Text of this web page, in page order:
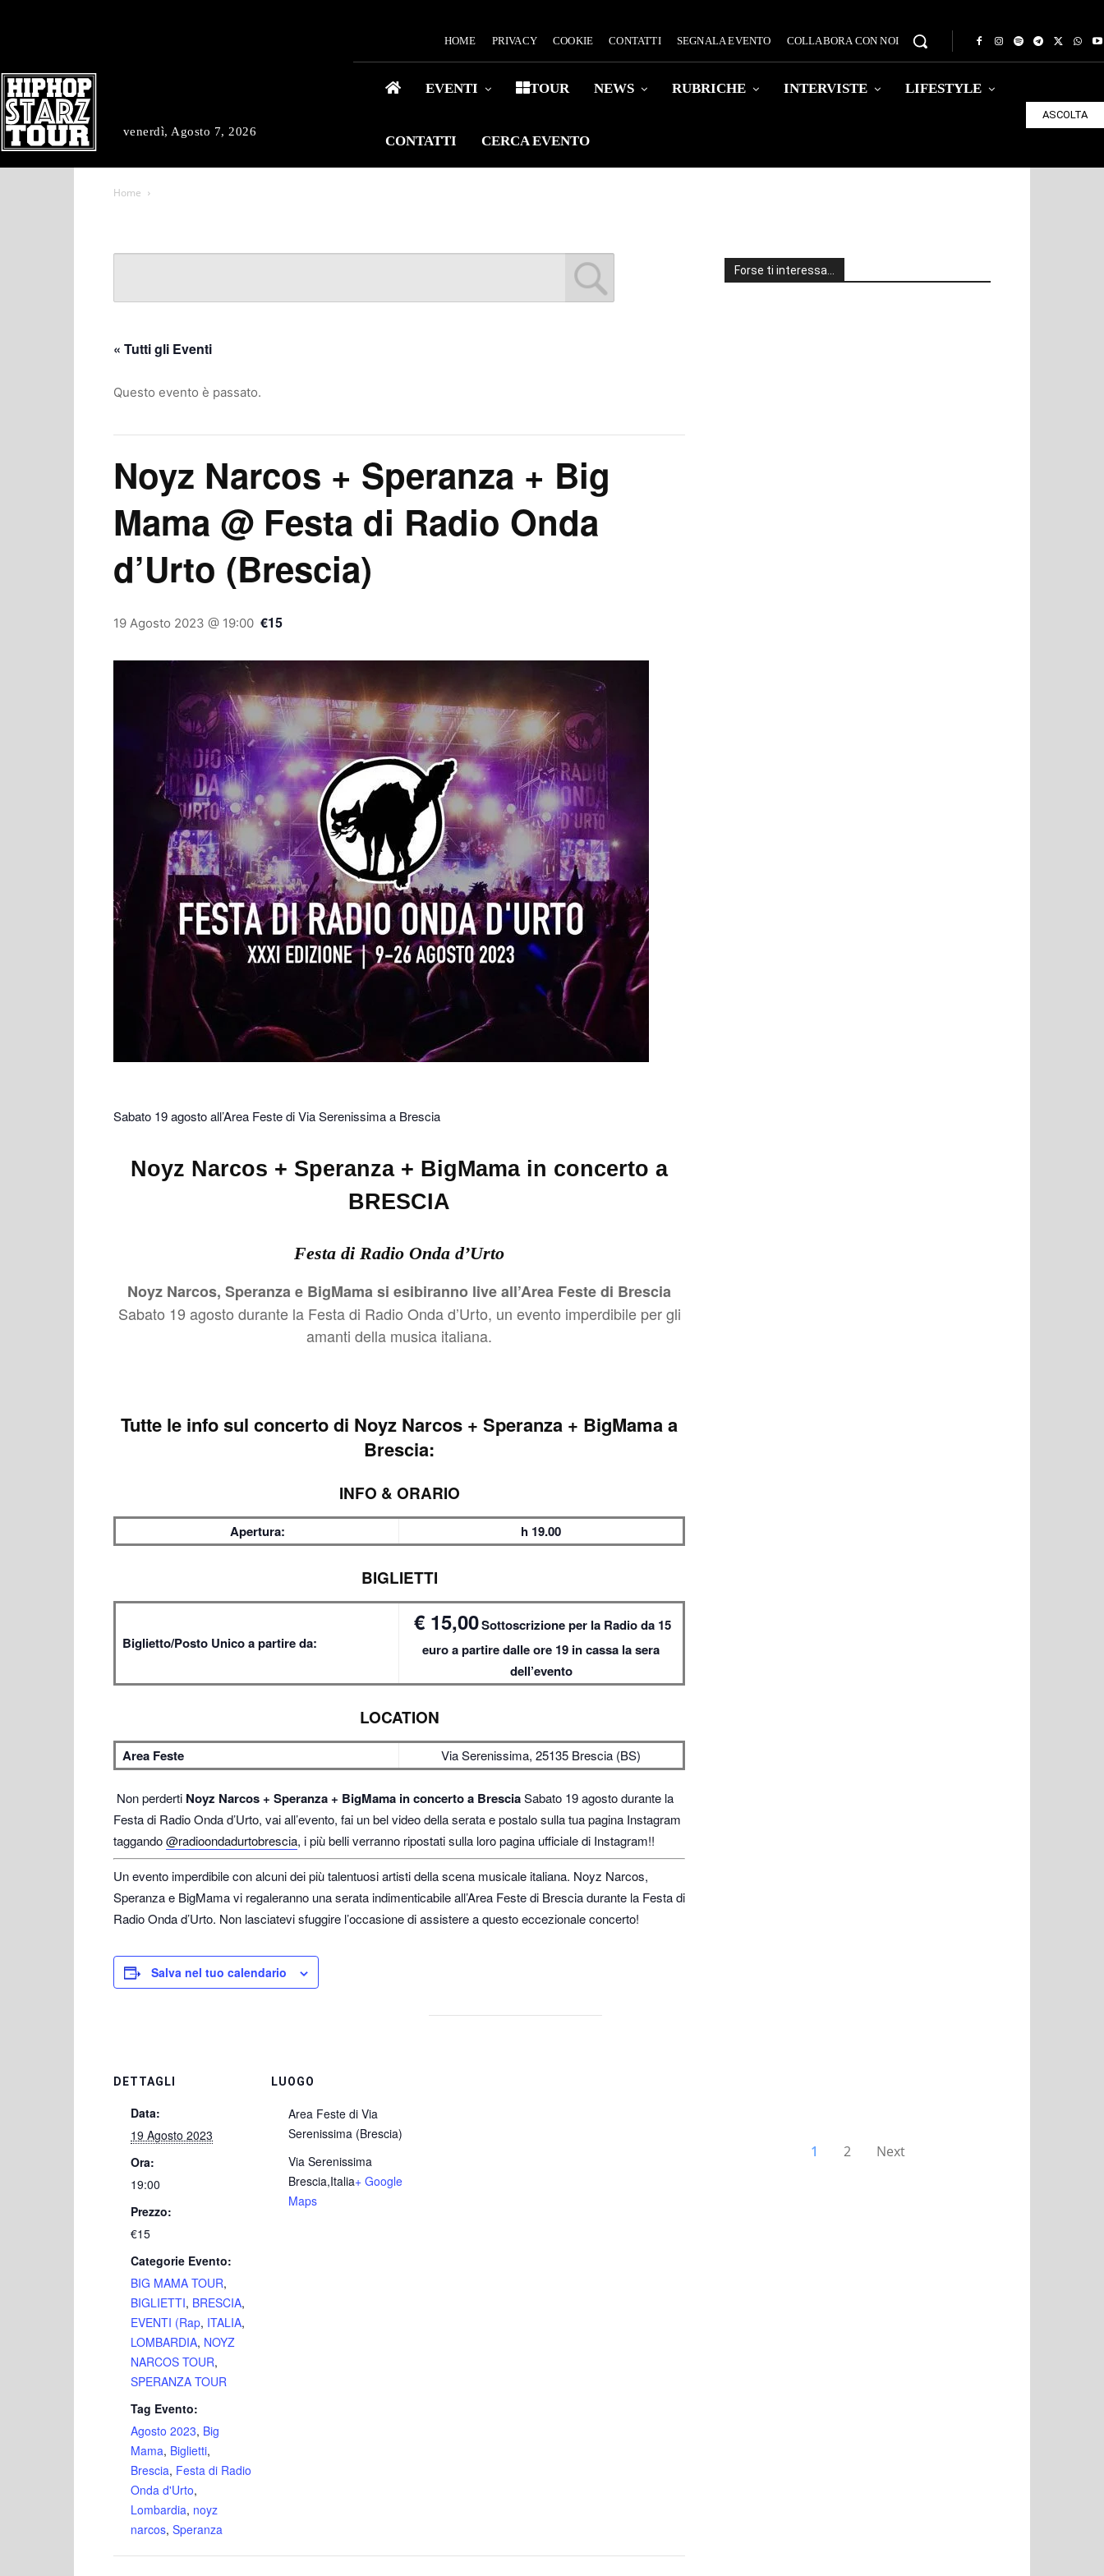
venerdì, Agosto 7, 2026
HOME PRIVACY COOKIE CONTATTI SEGNALA EVENTO COLLABORA CON NOI
EVENTI TOUR NEWS RUBRICHE INTERVISTE LIFESTYLE
CONTATTI CERCA EVENTO
ASCOLTA
Home
« Tutti gli Eventi
Questo evento è passato.
Noyz Narcos + Speranza + Big
Mama @ Festa di Radio Onda
d’Urto (Brescia)
19 Agosto 2023 @ 19:00 €15
Sabato 19 agosto all’Area Feste di Via Serenissima a Brescia
Noyz Narcos + Speranza + BigMama in concerto a
BRESCIA
Festa di Radio Onda d’Urto
Noyz Narcos, Speranza e BigMama si esibiranno live all’Area Feste di Brescia
Sabato 19 agosto durante la Festa di Radio Onda d’Urto, un evento imperdibile per gli
amanti della musica italiana.
Tutte le info sul concerto di Noyz Narcos + Speranza + BigMama a
Brescia:
INFO & ORARIO
Apertura: h 19.00
BIGLIETTI
Biglietto/Posto Unico a partire da:
€ 15,00Sottoscrizione per la Radio da 15
euro a partire dalle ore 19 in cassa la sera
dell’evento
LOCATION
Area Feste Via Serenissima, 25135 Brescia (BS)
Non perderti Noyz Narcos + Speranza + BigMama in concerto a BresciaSabato 19 agosto durante la
Festa di Radio Onda d’Urto, vai all’evento, fai un bel video della serata e postalo sulla tua pagina Instagram
taggando@radioondadurtobrescia, i più belli verranno ripostati sulla loro pagina ufficiale di Instagram!!
Un evento imperdibile con alcuni dei più talentuosi artisti della scena musicale italiana. Noyz Narcos,
Speranza e BigMama vi regaleranno una serata indimenticabile all’Area Feste di Brescia durante la Festa di
Radio Onda d’Urto. Non lasciatevi sfuggire l’occasione di assistere a questo eccezionale concerto!
Salva nel tuo calendario
DETTAGLI
Data:
19 Agosto 2023
Ora:
19:00
Prezzo:
€15
Categorie Evento:
BIG MAMA TOUR,
BIGLIETTI, BRESCIA,
EVENTI (Rap, ITALIA,
LOMBARDIA, NOYZ
NARCOS TOUR,
SPERANZA TOUR
Tag Evento:
Agosto 2023, Big
Mama, Biglietti,
Brescia, Festa di Radio
Onda d'Urto,
Lombardia, noyz
narcos, Speranza
LUOGO
Area Feste di Via
Serenissima (Brescia)
Via Serenissima
Brescia,Italia+ Google
Maps
Forse ti interessa…
1 2 Next